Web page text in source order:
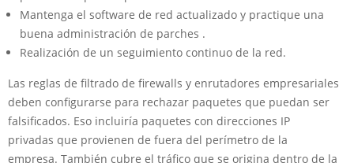
Mantenga el software de red actualizado y practique una
buena administración de parches .
Realización de un seguimiento continuo de la red.
Las reglas de filtrado de firewalls y enrutadores empresariales
deben configurarse para rechazar paquetes que puedan ser
falsificados. Eso incluiría paquetes con direcciones IP
privadas que provienen de fuera del perímetro de la
empresa. También cubre el tráfico que se origina dentro de la